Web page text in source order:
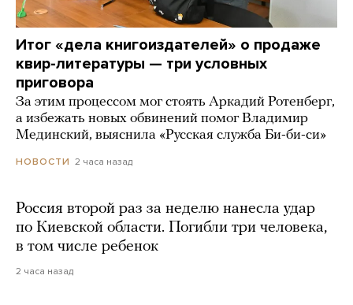
Итог «дела книгоиздателей» о продаже
квир-литературы — три условных
приговора
За этим процессом мог стоять Аркадий Ротенберг,
а избежать новых обвинений помог Владимир
Мединский, выяснила «Русская служба Би-би-си»
НОВОСТИ 2 часа назад
Россия второй раз за неделю нанесла удар
по Киевской области. Погибли три человека,
в том числе ребенок
2 часа назад